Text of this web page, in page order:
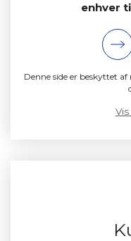
enhver
Denne side er beskyttet